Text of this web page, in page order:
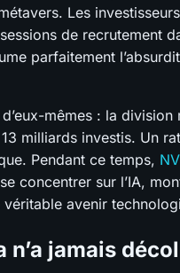
Les
de recrutement
parfaitement
mêmes : la division
milliards investis. Un
Pendant ce temps,
concentrer sur l’IA,
avenir
jamais